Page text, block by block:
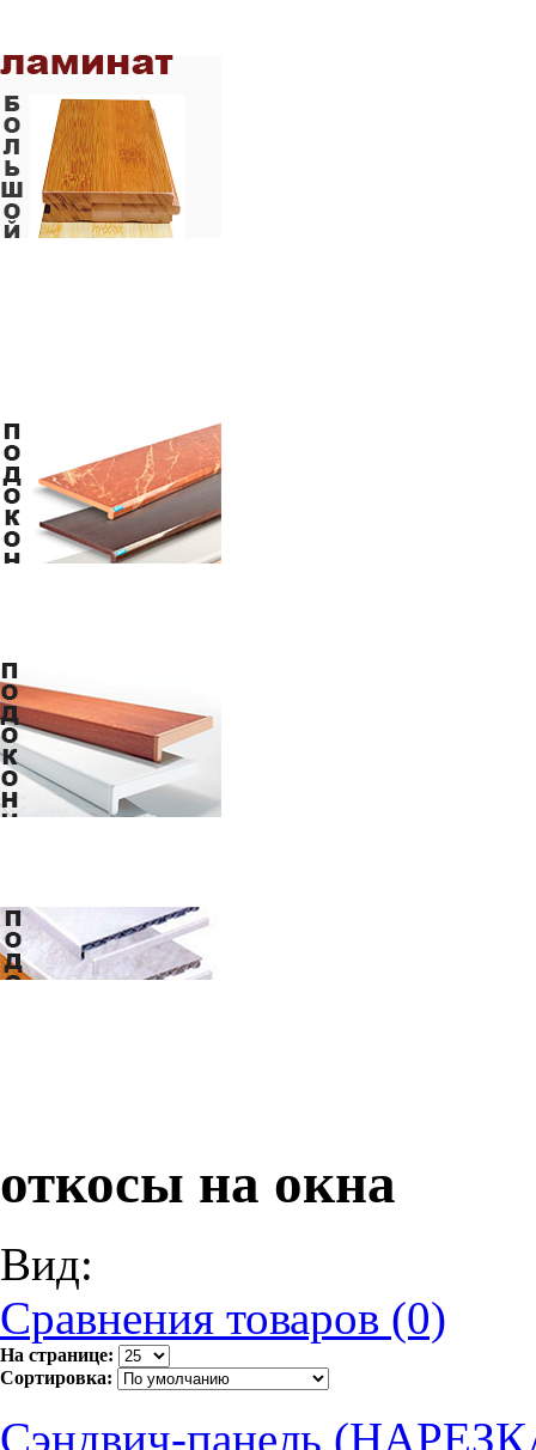
откосы на окна
Вид:
Сравнения товаров (0)
На странице:
Сортировка:
Сэндвич-панель